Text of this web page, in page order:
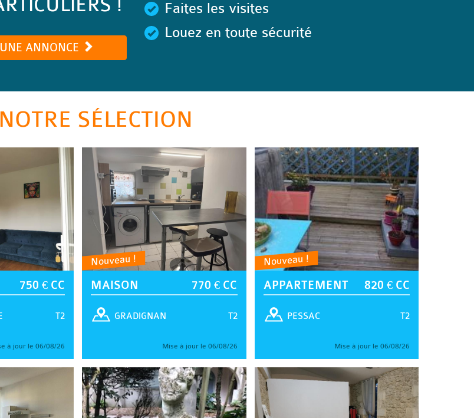
!
ANNONCE
Faites les visites
Louez en toute sécurité
NOTRE SÉLECTION
750 € CC
T2
à jour le 06/08/26
Nouveau !
MAISON 770 € CC
T2
GRADIGNAN
Mise à jour le 06/08/26
Nouveau !
APPARTEMENT 820 € CC
T2
PESSAC
Mise à jour le 06/08/26